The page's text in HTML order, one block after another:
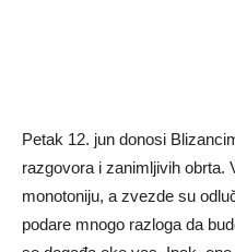
Petak 12. jun donosi
razgovora i zanimljivih obrta.
monotoniju, a zvezde su
podare mnogo razloga da